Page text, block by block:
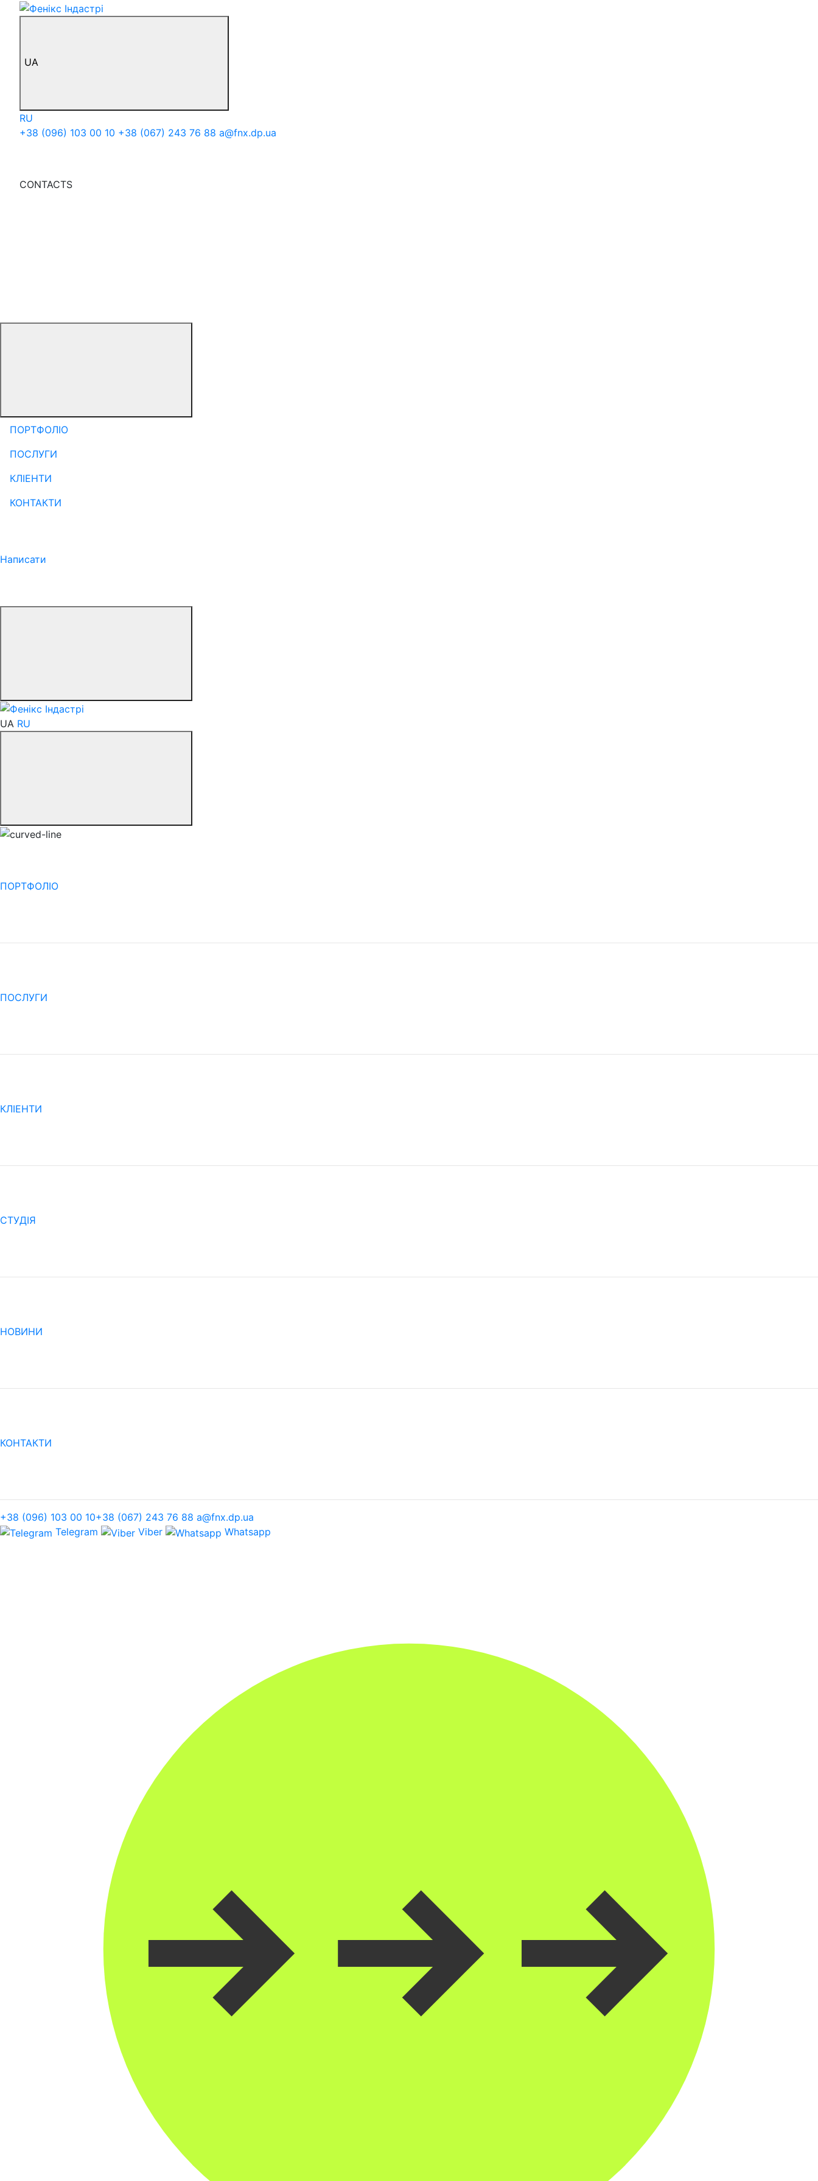
UA
RU
+38 (096) 103 00 10 +38 (067) 243 76 88 a@fnx.dp.ua
CONTACTS
ПОРТФОЛІО
ПОСЛУГИ
КЛІЕНТИ
КОНТАКТИ
Написати
UA RU
ПОРТФОЛІО
ПОСЛУГИ
КЛІЕНТИ
CТУДІЯ
НОВИНИ
КОНТАКТИ
+38 (096) 103 00 10+38 (067) 243 76 88 a@fnx.dp.ua
Telegram
Viber Whatsapp